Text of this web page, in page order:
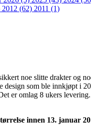
2012 (62) 2011 (1)
noe slitte drakter og
design som ble innkjøpt i
er omlag 8 ukers
innen 13. januar